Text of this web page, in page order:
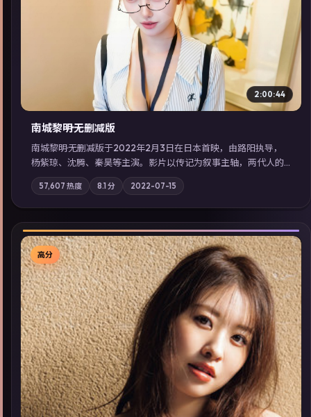
▶
2:00:44
南城黎明·无删减版
南城黎明·无删减版于2022年2月3日在日本首映，由路阳执导，
杨紫琼、沈腾、秦昊等主演。影片以传记为叙事主轴，两代人的
执念在暴风雨夜正面相撞；摄影与配乐强化地域气质；站内亦可
通过「国产免费观看高清电视剧在线看」延展检索同类型高分佳
作，畅享高清在线追剧体验。
57,607 热度 8.1 分 2022-07-15
高分